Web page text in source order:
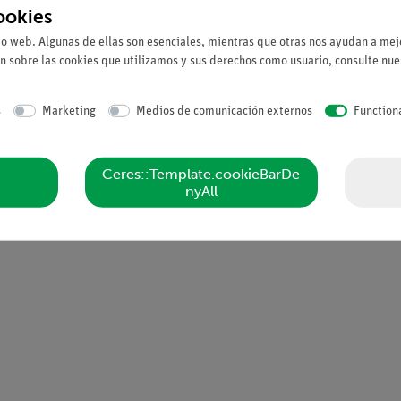
los ajustes del analizador de impulsos (amplificación) y del
se registra con los mismos ajustes.
cada uno de los picos del espectro alfa del radio y, suponiendo
de la serie de desintegración del radio correspondientes a
web. Algunas de ellas son esenciales, mientras que otras nos ayudan a
sobre las cookies que utilizamos y sus derechos como usuario, consulte
Marketing Medios de comunicación externos
Ceres::Template.cookieBarDe
nyAll